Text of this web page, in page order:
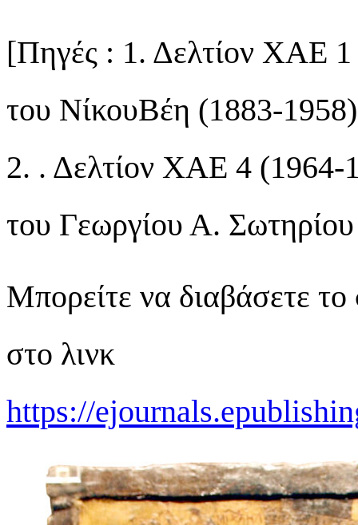
[Πηγές : 1. Δελτίον XAE
του ΝίκουΒέη (1883-
2. . Δελτίον XAE 4 (1964-
του Γεωργίου Α.
Μπορείτε να διαβάσετε
στο λινκ
https://